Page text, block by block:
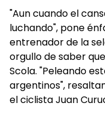
"Aun cuando el
luchando", pone
entrenador de la
orgullo de saber
Scola. "Peleando
argentinos",
el ciclista Juan